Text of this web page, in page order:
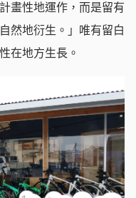
畫性地運作，而是留有
然地衍生。」唯有留白
在地方生長。